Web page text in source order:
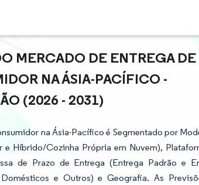
MERCADO DE ENTREGA DE
NA ÁSIA-PACÍFICO -
(2026 - 2031)
na Ásia-Pacífico é Segmentado por
Híbrido/Cozinha Própria em Nuvem),
de Prazo de Entrega (Entrega Padrão e
e Outros) e Geografia. As